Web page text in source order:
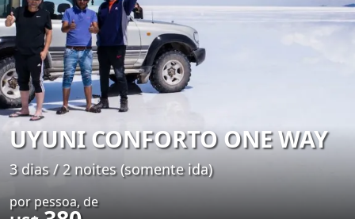
UYUNI CONFORTO ONE WAY
3 dias / 2 noites (somente ida)
por pessoa, de